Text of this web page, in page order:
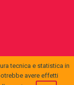
tecnica e statistica in
avere effetti